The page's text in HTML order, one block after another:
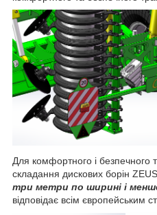
Для комфортного і безпечного
складання дискових борін
три метри по ширині і
відповідає всім європейським